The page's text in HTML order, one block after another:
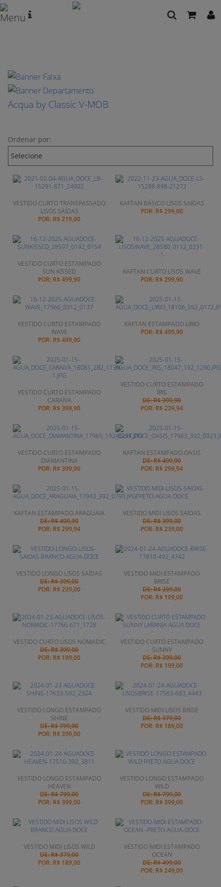
Acqua by Classic V-MOB
Ordenar por:
VESTIDO CURTO TRANSPASSADO
LISOS SAÍDAS
POR: R$ 219,00
KAFTAN BÁSICO LISOS SAÍDAS
POR: R$ 299,00
VESTIDO CURTO ESTAMPADO
SUN KISSED
POR: R$ 499,90
KAFTAN CURTO LISOS WAVE
POR: R$ 299,90
VESTIDO CURTO ESTAMPADO
WAVE
POR: R$ 499,90
KAFTAN ESTAMPADO LÍRIO
POR: R$ 499,90
VESTIDO CURTO ESTAMPADO
CARAÍVA
POR: R$ 399,90
VESTIDO CURTO ESTAMPADO
ÍRIS
DE: R$ 399,90
POR: R$ 239,94
VESTIDO CURTO ESTAMPADO
DIAMANTINA
POR: R$ 399,90
KAFTAN ESTAMPADO OASIS
DE: R$ 499,90
POR: R$ 299,94
KAFTAN ESTAMPADO ARAGUAIA
DE: R$ 499,90
POR: R$ 299,94
VESTIDO MIDI LISOS SAÍDAS
DE: R$ 399,00
POR: R$ 239,00
VESTIDO LONGO LISOS SAÍDAS
DE: R$ 399,00
POR: R$ 239,00
VESTIDO MIDI ESTAMPADO
BRISE
DE: R$ 399,00
POR: R$ 199,00
VESTIDO CURTO LISOS NOMADIC
DE: R$ 399,00
POR: R$ 199,00
VESTIDO CURTO ESTAMPADO
SUNNY
DE: R$ 399,00
POR: R$ 199,00
VESTIDO LONGO ESTAMPADO
SHINE
DE: R$ 799,00
POR: R$ 399,00
VESTIDO MIDI LISOS BRISE
DE: R$ 379,00
POR: R$ 189,00
VESTIDO LONGO ESTAMPADO
HEAVEN
DE: R$ 799,00
POR: R$ 399,00
VESTIDO LONGO ESTAMPADO
WILD
DE: R$ 799,00
POR: R$ 399,00
VESTIDO MIDI LISOS WILD
DE: R$ 379,00
POR: R$ 189,00
VESTIDO MIDI ESTAMPADO
OCEAN
DE: R$ 499,00
POR: R$ 249,00